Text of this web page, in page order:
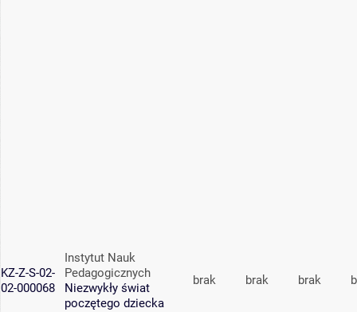
KZ-Z-S-02-
02-000068
Instytut Nauk
Pedagogicznych
Niezwykły świat
poczętego dziecka
brak brak brak